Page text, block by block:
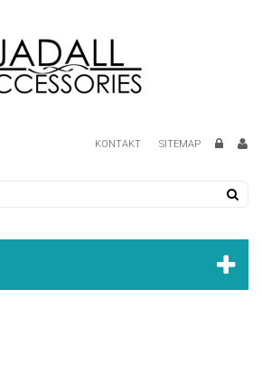
KONTAKT SITEMAP